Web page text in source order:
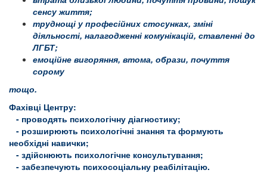
сенсу життя;
труднощі у професійних стосунках, зміні
діяльності, налагодженні комунікацій, ставленні до
ЛГБТ;
емоційне вигоряння, втома, образи, почуття
сорому
тощо.
Фахівці Центру:
- проводять психологічну діагностику;
- розширюють психологічні знання та формують
необхідні навички;
- здійснюють психологічне консультування;
- забезпечують психосоціальну реабілітацію.